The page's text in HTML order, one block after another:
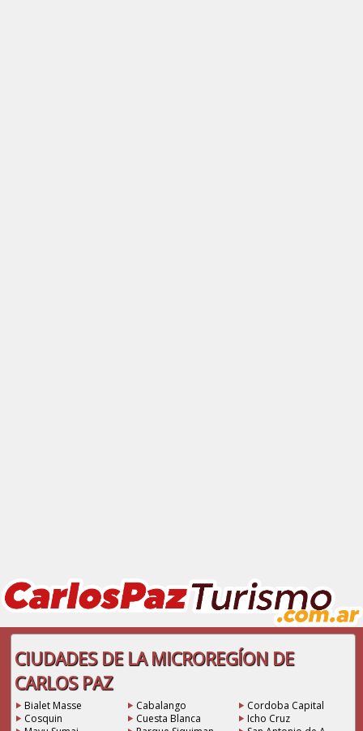
CIUDADES DE LA MICROREGÍON DE
CARLOS PAZ
Bialet Masse Cabalango
Cordoba Capital
Cosquin
Cuesta Blanca
Icho Cruz